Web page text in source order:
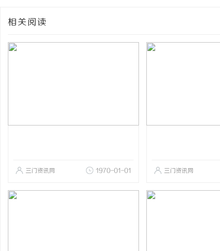
相关阅读
三门资讯网 1970-01-01 三门资讯网